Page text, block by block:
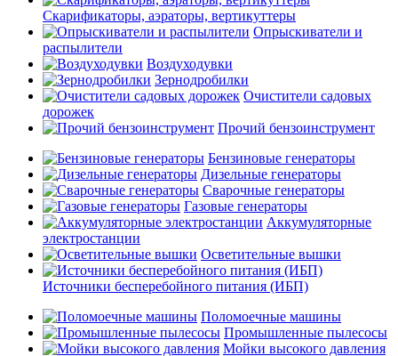
Скарификаторы, аэраторы, вертикуттеры
Опрыскиватели и
распылители
Воздуходувки
Зернодробилки
Очистители садовых
дорожек
Прочий бензоинструмент
Бензиновые генераторы
Дизельные генераторы
Сварочные генераторы
Газовые генераторы
Аккумуляторные
электростанции
Осветительные вышки
Источники бесперебойного питания (ИБП)
Поломоечные машины
Промышленные пылесосы
Мойки высокого давления